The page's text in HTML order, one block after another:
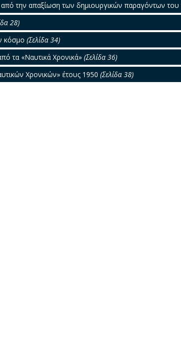
από την απαξίωση των δημιουργικών παραγόντων
28)
κόσμο (Σελίδα 34)
τα «Ναυτικά Χρονικά» (Σελίδα 36)
Χρονικών» έτους 1950 (Σελίδα 38)